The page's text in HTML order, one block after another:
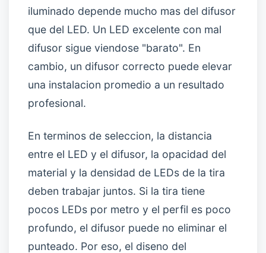
iluminado depende mucho mas del difusor
que del LED. Un LED excelente con mal
difusor sigue viendose "barato". En
cambio, un difusor correcto puede elevar
una instalacion promedio a un resultado
profesional.
En terminos de seleccion, la distancia
entre el LED y el difusor, la opacidad del
material y la densidad de LEDs de la tira
deben trabajar juntos. Si la tira tiene
pocos LEDs por metro y el perfil es poco
profundo, el difusor puede no eliminar el
punteado. Por eso, el diseno del